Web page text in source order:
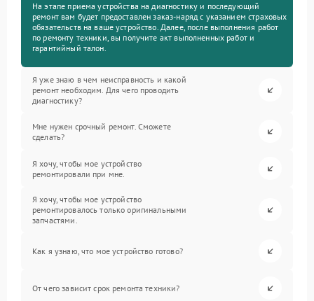
На этапе приема устройства на диагностику и последующий
ремонт вам будет предоставлен заказ-наряд с указанием страховых
обязательств на ваше устройство. Далее, после выполнения работ
по ремонту техники, вы получите акт выполненных работ и
гарантийный талон.
Я уже знаю в чем неисправность и какой
ремонт необходим. Для чего проводить
диагностику?
Мне нужен срочный ремонт. Сможете
сделать?
Я хочу, чтобы мое устройство
ремонтировали при мне.
Я хочу, чтобы мое устройство
ремонтировалось только оригинальными
запчастями.
Как я узнаю, что мое устройство готово?
От чего зависит срок ремонта техники?